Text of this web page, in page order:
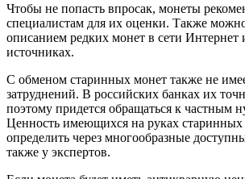
Чтобы не попасть впросак, монеты
специалистам для их оценки. Также можно
описанием редких монет в сети Интернет
источниках.
С обменом старинных монет также не
затруднений. В российских банках их
поэтому придется обращаться к частным
Ценность имеющихся на руках
определить через многообразные
также у экспертов.